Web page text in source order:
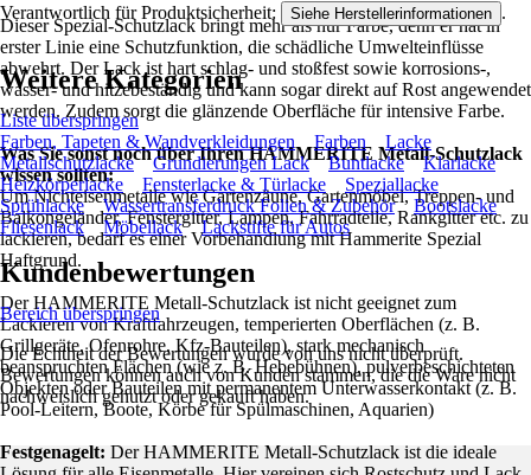
Dieser Spezial-Schutzlack bringt mehr als nur Farbe, denn er hat in
erster Linie eine Schutzfunktion, die schädliche Umwelteinflüsse
abwehrt. Der Lack ist hart schlag- und stoßfest sowie korrosions-,
wasser- und hitzebeständig und kann sogar direkt auf Rost angewendet
werden. Zudem sorgt die glänzende Oberfläche für intensive Farbe.
Was Sie sonst noch über Ihren HAMMERITE Metall-Schutzlack
wissen sollten:
Um Nichteisenmetalle wie Gartenzäune, Gartenmöbel, Treppen- und
Balkongeländer, Fenstergitter, Lampen, Fahrradteile, Rankgitter etc. zu
lackieren, bedarf es einer Vorbehandlung mit Hammerite Spezial
Haftgrund.
Der HAMMERITE Metall-Schutzlack ist nicht geeignet zum
Lackieren von Kraftfahrzeugen, temperierten Oberflächen (z. B.
Grillgeräte, Ofenrohre, Kfz-Bauteilen), stark mechanisch
beanspruchten Flächen (wie z. B. Hebebühnen), pulverbeschichteten
Objekten oder Bauteilen mit permanentem Unterwasserkontakt (z. B.
Pool-Leitern, Boote, Körbe für Spülmaschinen, Aquarien)
Festgenagelt: Der HAMMERITE Metall-Schutzlack ist die ideale
Verantwortlich für Produktsicherheit: Siehe Herstellerinformationen .
Weitere Kategorien
Liste überspringen
Farben, Tapeten & Wandverkleidungen
Farben
Lacke
Metallschutzlacke
Grundierungen Lack Buntlacke
Klarlacke
Heizkörperlacke
Fensterlacke & Türlacke
Speziallacke
Sprühlacke
Wassertransferdruck Folien & Zubehör
Bootslacke
Fliesenlack
Möbellack Lackstifte für Autos
Kundenbewertungen
Bereich überspringen
Die Echtheit der Bewertungen wurde von uns nicht überprüft.
Bewertungen können auch von Kunden stammen, die die Ware nicht
nachweislich genutzt oder gekauft haben.